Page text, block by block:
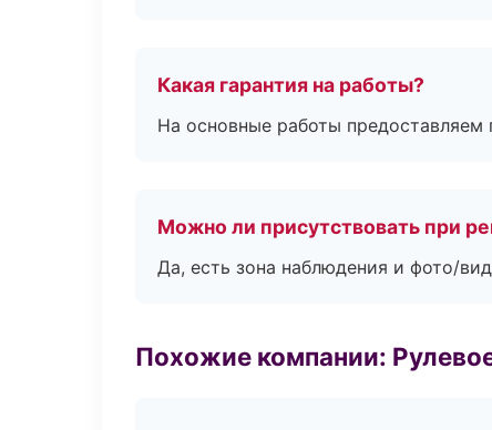
Какая гарантия на работы?
На основные работы предоставляем
Можно ли присутствовать при
Да, есть зона наблюдения и фото/
Похожие компании: